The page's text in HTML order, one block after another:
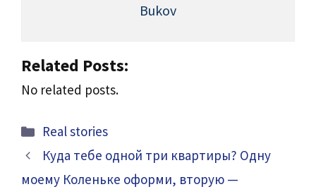
Bukov
Related Posts:
No related posts.
Categories
Real stories
Куда тебе одной три квартиры? Одну
моему Коленьке оформи, вторую —